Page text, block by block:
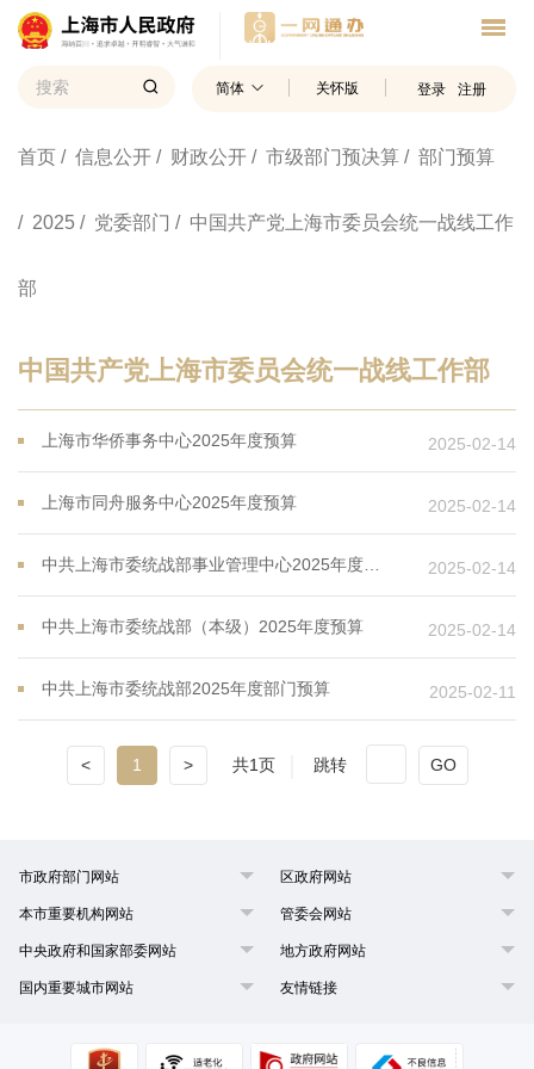
简体 关怀版 登录 注册
首页 / 信息公开 / 财政公开 / 市级部门预决算 / 部门预算
/ 2025 / 党委部门 / 中国共产党上海市委员会统一战线工作
部
中国共产党上海市委员会统一战线工作部
上海市华侨事务中心2025年度预算 2025-02-14
上海市同舟服务中心2025年度预算 2025-02-14
2025-02-14
中共上海市委统战部（本级）2025年度预算 2025-02-14
中共上海市委统战部2025年度部门预算 2025-02-11
< 1 > 共1页 跳转 GO
市政府部门网站 区政府网站
本市重要机构网站 管委会网站
中央政府和国家部委网站 地方政府网站
国内重要城市网站 友情链接